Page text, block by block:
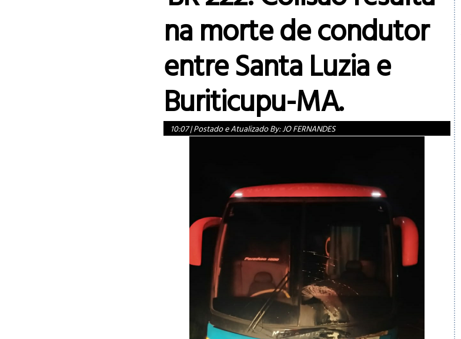
na morte de condutor
entre Santa Luzia e
Buriticupu-MA.
10:07|Postado e Atualizado By:JO FERNANDES